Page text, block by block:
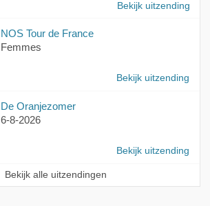
Bekijk uitzending
NOS Tour de France
Femmes
Bekijk uitzending
De Oranjezomer
6-8-2026
Bekijk uitzending
Bekijk alle uitzendingen